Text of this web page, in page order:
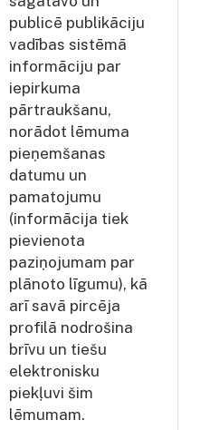
publicē publikāciju
vadības sistēmā
informāciju par
iepirkuma
pārtraukšanu,
norādot lēmuma
pieņemšanas
datumu un
pamatojumu
(informācija tiek
pievienota
paziņojumam par
plānoto līgumu), kā
arī savā pircēja
profilā nodrošina
brīvu un tiešu
elektronisku
piekļuvi šim
lēmumam.